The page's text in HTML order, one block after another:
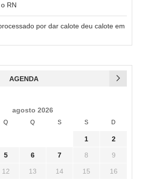
RN
por dar calote deu calote em
AGENDA
agosto 2026
Q Q S S D
1 2
5 6 7 8 9
12 13 14 15 16